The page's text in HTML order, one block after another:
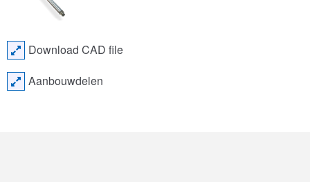
Download CAD file
Aanbouwdelen